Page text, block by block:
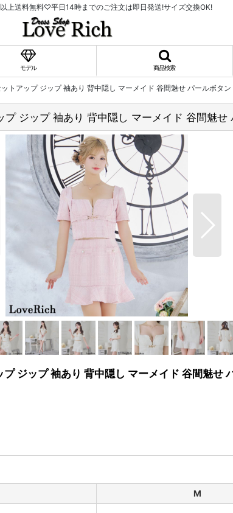
上送料無料♡平日14時までのご注文は即日発送!サイズ交換OK!
モデル 商品検索
トアップ ジップ 袖あり 背中隠し マーメイド 谷間魅せ パールボタ
ジップ 袖あり 背中隠し マーメイド 谷間魅
ジップ 袖あり 背中隠し マーメイド 谷間魅せ
M